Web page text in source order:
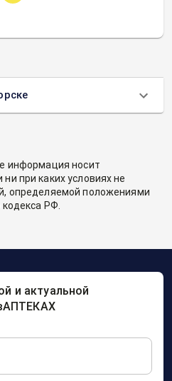
информация носит
при каких условиях не
определяемой положениями
РФ.
и актуальной